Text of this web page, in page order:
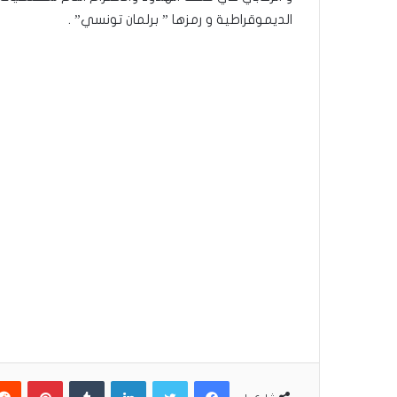
الديموقراطية و رمزها ” برلمان تونسي” .
فيسبوكتويتر لينكدإن